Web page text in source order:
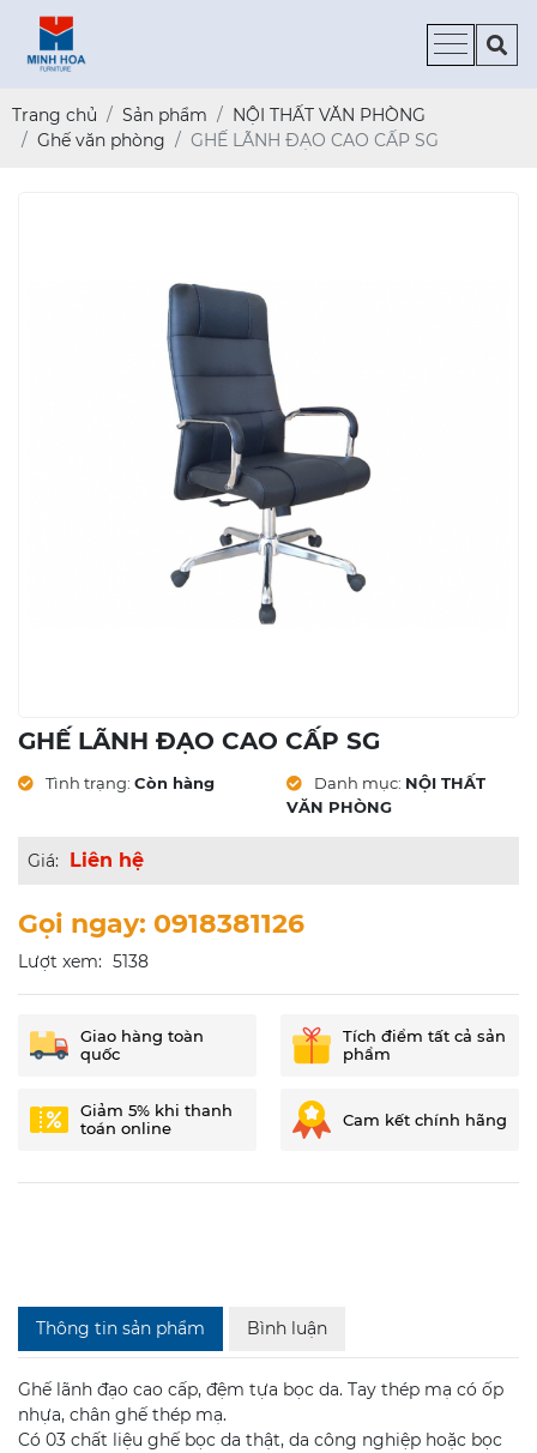
Trang chủ Sản phẩm
NỘI THẤT VĂN PHÒNG
Ghế văn phòng
GHẾ LÃNH ĐẠO CAO CẤP SG
GHẾ LÃNH ĐẠO CAO CẤP SG
Tình trạng: Còn hàng Danh mục: NỘI THẤT
VĂN PHÒNG
Giá: Liên hệ
Gọi ngay: 0918381126
Lượt xem: 5138
Giao hàng toàn
quốc
Tích điểm tất cả sản
phẩm
Giảm 5% khi thanh
toán online
Cam kết chính hãng
Thông tin sản phẩm Bình luận
Ghế lãnh đạo cao cấp, đệm tựa bọc da. Tay thép mạ có ốp
nhựa, chân ghế thép mạ.
Có 03 chất liệu ghế bọc da thật, da công nghiệp hoặc bọc